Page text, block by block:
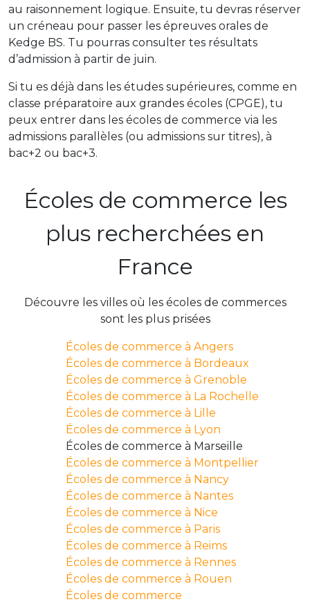
au raisonnement logique. Ensuite, tu devras réserver
un créneau pour passer les épreuves orales de
Kedge BS. Tu pourras consulter tes résultats
d’admission à partir de juin.
Si tu es déjà dans les études supérieures, comme en
classe préparatoire aux grandes écoles (CPGE), tu
peux entrer dans les écoles de commerce via les
admissions parallèles (ou admissions sur titres), à
bac+2 ou bac+3.
Écoles de commerce les
plus recherchées en
France
Découvre les villes où les écoles de commerces
sont les plus prisées
Écoles de commerce à Angers
Écoles de commerce à Bordeaux
Écoles de commerce à Grenoble
Écoles de commerce à La Rochelle
Écoles de commerce à Lille
Écoles de commerce à Lyon
Écoles de commerce à Marseille
Écoles de commerce à Montpellier
Écoles de commerce à Nancy
Écoles de commerce à Nantes
Écoles de commerce à Nice
Écoles de commerce à Paris
Écoles de commerce à Reims
Écoles de commerce à Rennes
Écoles de commerce à Rouen
Écoles de commerce